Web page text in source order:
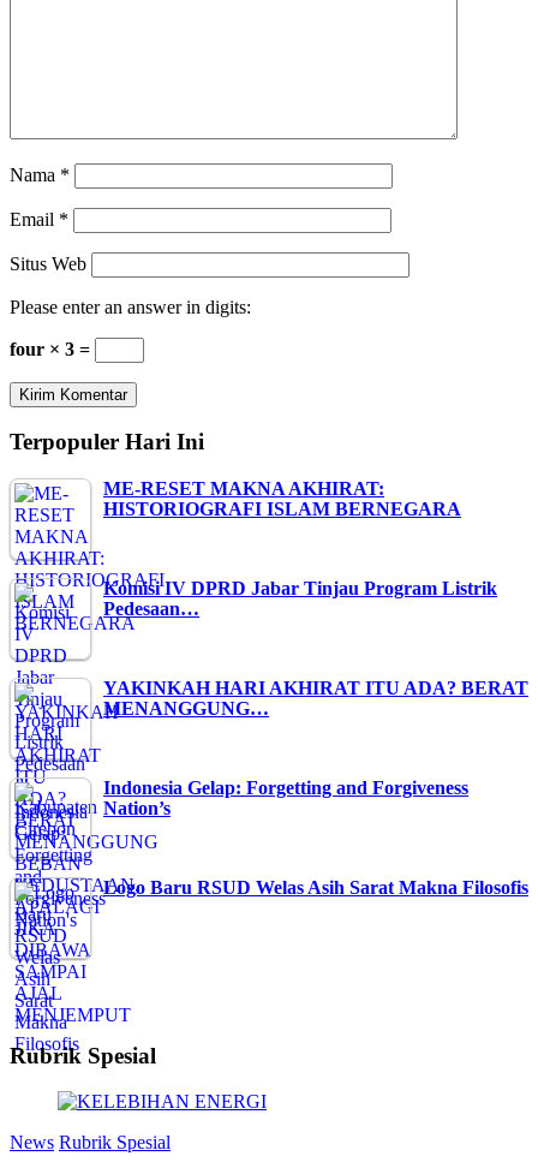
Nama *
Email *
Situs Web
Please enter an answer in digits:
four × 3 =
Terpopuler Hari Ini
ME-RESET MAKNA AKHIRAT:
HISTORIOGRAFI ISLAM BERNEGARA
Komisi IV DPRD Jabar Tinjau Program Listrik
Pedesaan…
YAKINKAH HARI AKHIRAT ITU ADA? BERAT
MENANGGUNG…
Indonesia Gelap: Forgetting and Forgiveness
Nation’s
Logo Baru RSUD Welas Asih Sarat Makna Filosofis
Rubrik Spesial
News Rubrik Spesial